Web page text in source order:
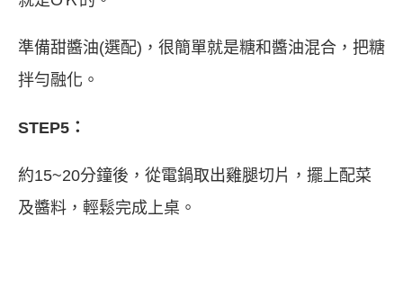
準備甜醬油(選配)，很簡單就是糖和醬油混合，把糖
拌勻融化。
STEP5：
約15~20分鐘後，從電鍋取出雞腿切片，擺上配菜
及醬料，輕鬆完成上桌。